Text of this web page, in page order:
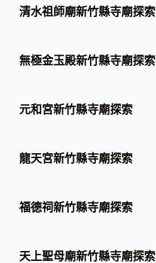
清水祖師廟新竹縣寺廟探索
無極金玉殿新竹縣寺廟探索
元和宮新竹縣寺廟探索
龍天宮新竹縣寺廟探索
福德祠新竹縣寺廟探索
天上聖母廟新竹縣寺廟探索